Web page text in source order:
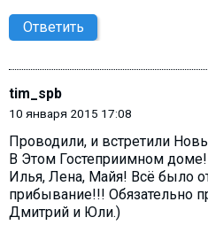
Ответить
tim_spb
10 января 2015 17:08
Проводили, и встретили
В Этом Гостеприимном
Илья, Лена, Майя! Всё было
прибывание!!! Обязательно
Дмитрий и Юли.)